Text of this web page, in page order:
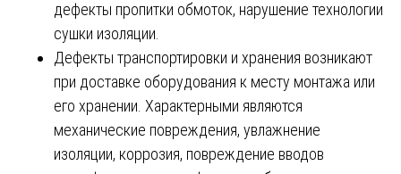
дефекты пропитки обмоток, нарушение технологии
сушки изоляции.
Дефекты транспортировки и хранения возникают
при доставке оборудования к месту монтажа или
его хранении. Характерными являются
механические повреждения, увлажнение
изоляции, коррозия, повреждение вводов